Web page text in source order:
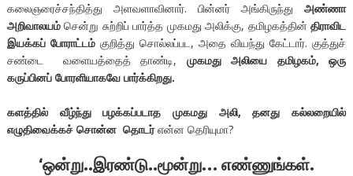
கலைஞரைச்சந்தித்து அளவளாவினார். பின்னர் அங்கிருந்துஅண்ணா
அறிவாலயம்சென்று சுற்றிப் பார்த்த முகமது அலிக்கு, தமிழகத்தின்திராவிட
இயக்கப் போராட்டம்குறித்து சொல்லப்பட, அதை வியந்து கேட்டார். குத்துச்
சண்டை வளையத்தைத் தாண்டி, முகமது அலியை தமிழகம், ஒரு
கருப்பினப் போரளியாகவே பார்க்கிறது.
களத்தில் வீழ்ந்து பழக்கப்படாத முகமது அலி, தனது கல்லறையில்
எழுதிவைக்கச் சொன்ன தொடர்என்ன தெரியுமா?
‘ஒன்று..இரண்டு..மூன்று… எண்ணுங்கள்.